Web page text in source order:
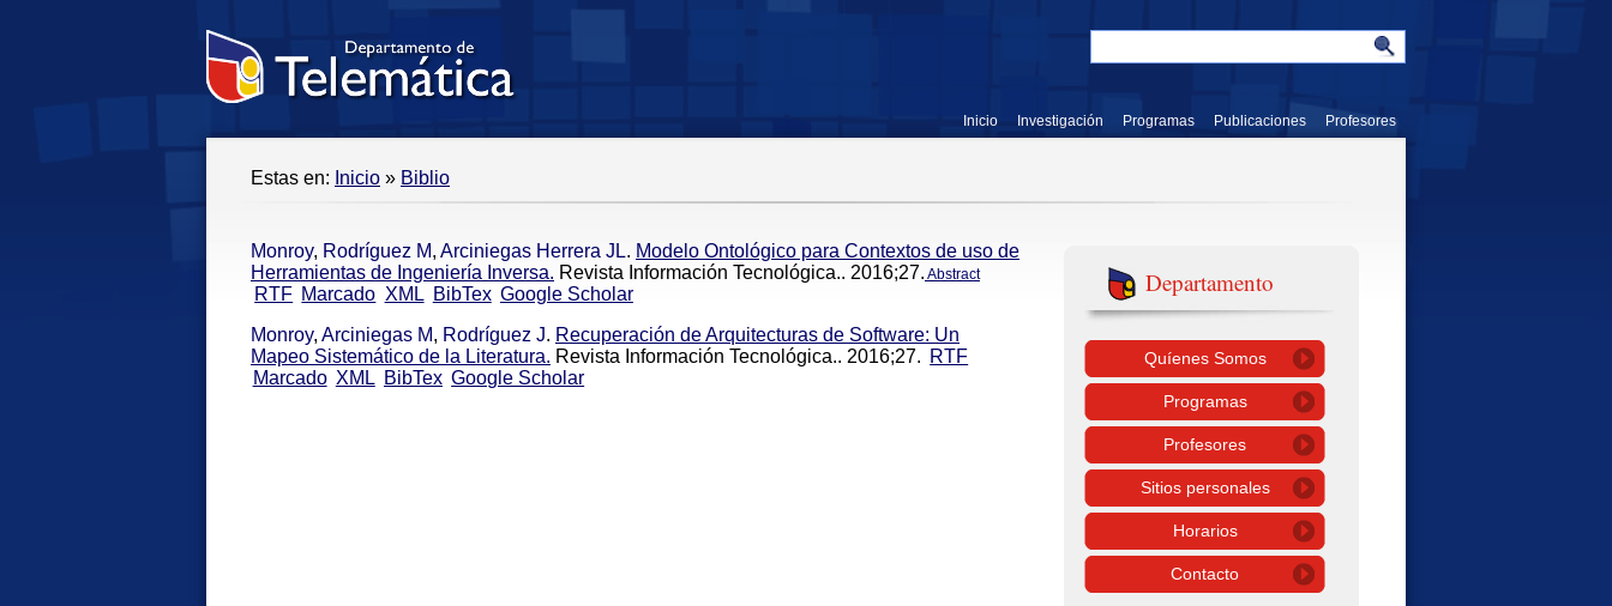
Inicio Investigación Programas Publicaciones Profesores
Estas en: Inicio » Biblio
Monroy, Rodríguez M, Arciniegas Herrera JL. Modelo Ontológico para Contextos de uso de
Herramientas de Ingeniería Inversa. Revista Información Tecnológica.. 2016;27. Abstract
RTF Marcado XML BibTex Google Scholar
Monroy, Arciniegas M, Rodríguez J. Recuperación de Arquitecturas de Software: Un
Mapeo Sistemático de la Literatura. Revista Información Tecnológica.. 2016;27. RTF
Marcado XML BibTex Google Scholar
Departamento
Quíenes Somos
Programas
Profesores
Sitios personales
Horarios
Contacto